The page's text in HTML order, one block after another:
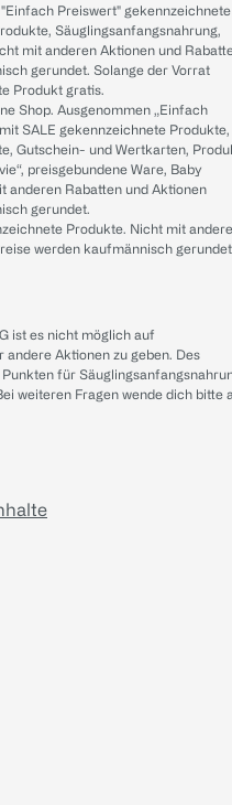
Preiswert" gekennzeichnete
Säuglingsanfangsnahrung,
mit anderen Aktionen und
gerundet. Solange der Vorrat
Produkt gratis.
Shop. Ausgenommen „Einfach
SALE gekennzeichnete Produkte,
Gutschein- und Wertkarten,
preisgebundene Ware, Baby
anderen Rabatten und Aktionen
gerundet.
Produkte. Nicht mit
werden kaufmännisch
ist es nicht möglich auf
Aktionen zu geben. Des
für
weiteren Fragen wende dich bitte